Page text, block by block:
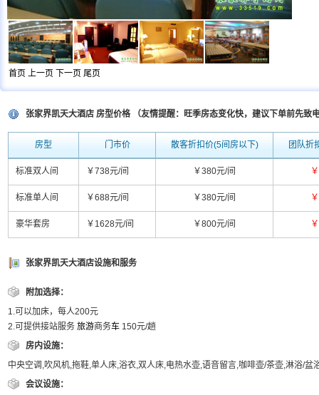
首页 上一页 下一页 尾页
张家界凯天大酒店 房型价格 （友情提醒：旺季房态变化快，建议下单前先致
房型 门市价 散客折扣价(5间房以下) 团队折
标准双人间 ￥738元/间 ￥380元/间
标准单人间 ￥688元/间 ￥380元/间
豪华套房 ￥1628元/间 ￥800元/间
张家界凯天大酒店设施和服务
附加选择：
1.可以加床，每人200元
2.可提供接站服务 旅游商务车 150元/趟
房内设施：
中央空调,吹风机,拖鞋,单人床,浴衣,双人床,电热水壶,语音留言,咖啡壶/茶壶,淋浴/
会议设施：